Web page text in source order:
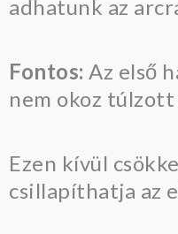
adhatunk az
Fontos: Az első
nem okoz
Ezen kívül
csillapíthatja az